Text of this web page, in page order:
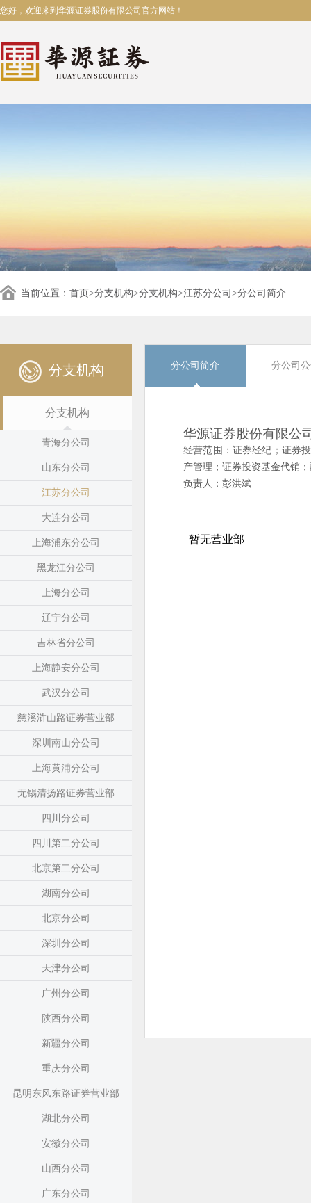
您好，欢迎来到华源证券股份有限公司官方网站！
当前位置： 首页>分支机构>分支机构>江苏分公司 >分公司简介
分支机构
分支机构
青海分公司
山东分公司
江苏分公司
大连分公司
上海浦东分公司
黑龙江分公司
上海分公司
辽宁分公司
吉林省分公司
上海静安分公司
武汉分公司
慈溪浒山路证券营业部
深圳南山分公司
上海黄浦分公司
无锡清扬路证券营业部
四川分公司
四川第二分公司
北京第二分公司
湖南分公司
北京分公司
深圳分公司
天津分公司
广州分公司
陕西分公司
新疆分公司
重庆分公司
昆明东风东路证券营业部
湖北分公司
安徽分公司
山西分公司
广东分公司
分公司简介 分公司
华源证券股份有限公
经营范围：证券经纪；证券
产管理；证券投资基金代销
负责人：彭洪斌